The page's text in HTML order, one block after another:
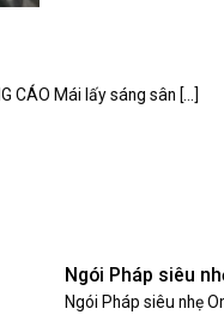
CÁO Mái lấy sáng sân [...]
Ngói Pháp siêu
Ngói Pháp siêu nhẹ